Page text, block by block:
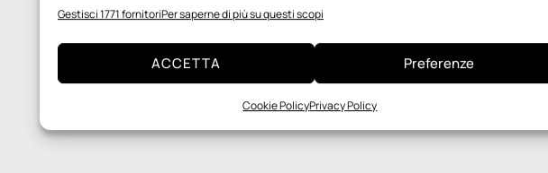
Gestisci 1771 fornitoriPer saperne di più su questi scopi
ACCETTA Preferenze
Cookie PolicyPrivacy Policy